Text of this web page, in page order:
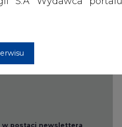
w postaci newslettera